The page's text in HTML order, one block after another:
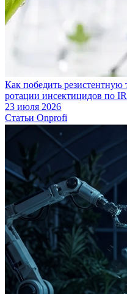
Как победить
ротации инсектицидов по
23 июля 2026
Статьи Onprofi